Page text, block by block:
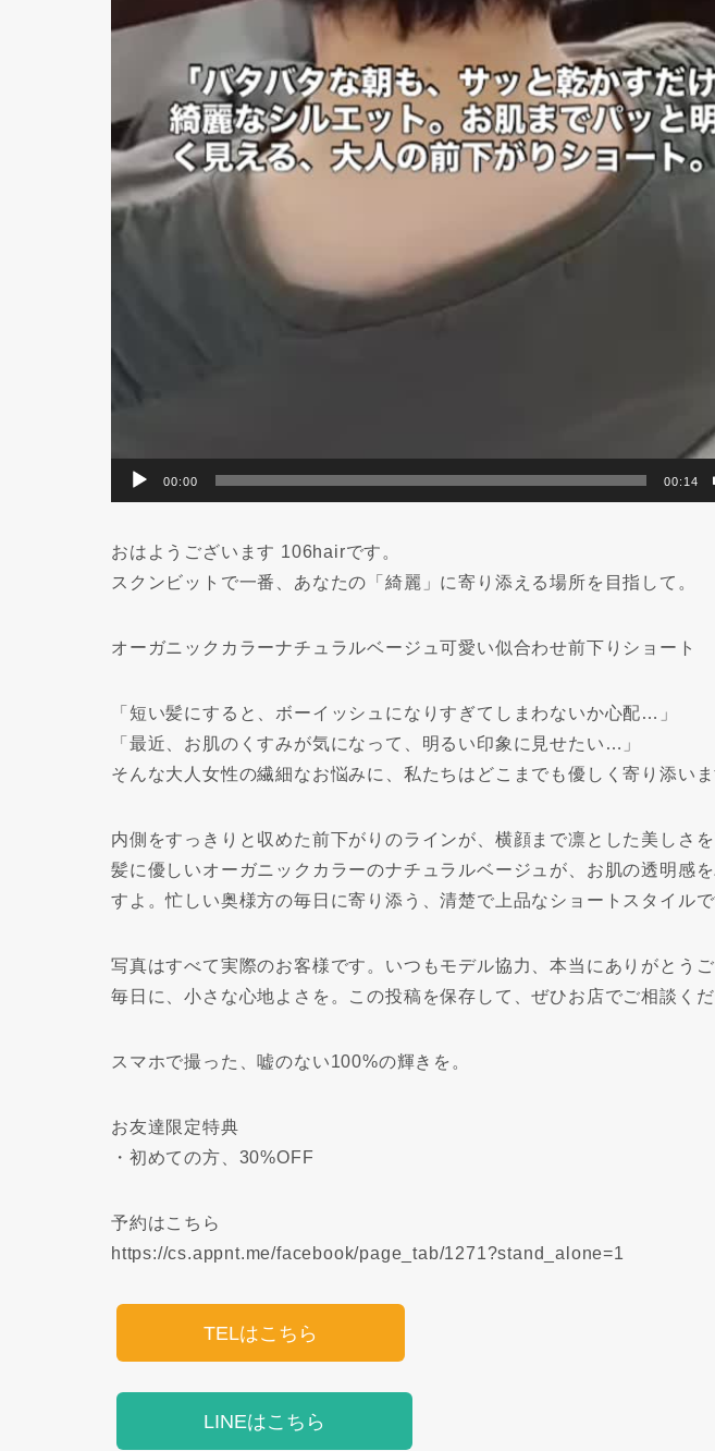
00:00 00:14
おはようございます 106hairです。
スクンビットで一番、あなたの「綺麗」に寄り添える場所を目指して。
オーガニックカラーナチュラルベージュ可愛い似合わせ前下りショート️
「短い髪にすると、ボーイッシュになりすぎてしまわないか心配…」
「最近、お肌のくすみが気になって、明るい印象に見せたい…」
そんな大人女性の繊細なお悩みに、私たちはどこまでも優しく寄り添いま
内側をすっきりと収めた前下がりのラインが、横顔まで凛とした美しさ
髪に優しいオーガニックカラーのナチュラルベージュが、お肌の透明感
すよ。忙しい奥様方の毎日に寄り添う、清楚で上品なショートスタイルで
写真はすべて実際のお客様です。いつもモデル協力、本当にありがとうご
毎日に、小さな心地よさを。この投稿を保存して、ぜひお店でご相談くだ
スマホで撮った、嘘のない100%の輝きを。
お友達限定特典
・初めての方、30%OFF️
予約はこちら
https://cs.appnt.me/facebook/page_tab/1271?stand_alone=1
TELはこちら
LINEはこちら